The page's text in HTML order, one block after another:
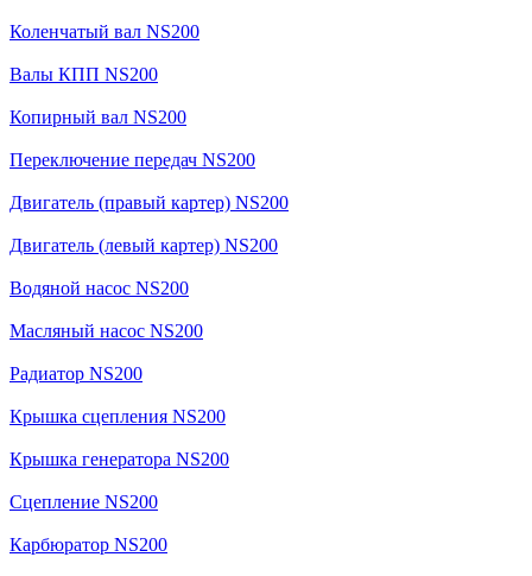
Коленчатый вал NS200
Валы КПП NS200
Копирный вал NS200
Переключение передач NS200
Двигатель (правый картер) NS200
Двигатель (левый картер) NS200
Водяной насос NS200
Масляный насос NS200
Радиатор NS200
Крышка сцепления NS200
Крышка генератора NS200
Сцепление NS200
Карбюратор NS200